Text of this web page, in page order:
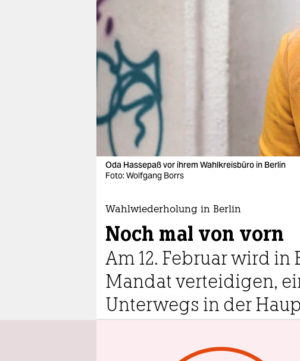
nord
wahrheit
verlag
verlag
veranstaltungen
shop
fragen & hilfe
Oda Hassepaß vor ihrem Wahlkreisbüro in Berlin
Foto: Wolfgang Borrs
Wahlwiederholung in Berlin
Noch mal von vorn
Am 12. Februar wird
Mandat verteidigen,
Unterwegs in der